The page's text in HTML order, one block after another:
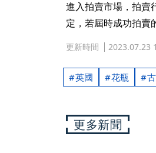
進入拍賣市場，拍賣
定，若屆時成功拍賣
更新時間 2023.07.23
英國 花瓶
更多新聞